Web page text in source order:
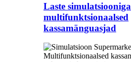
Laste simulatsiooniga
multifunktsionaalsed
kassamänguasjad